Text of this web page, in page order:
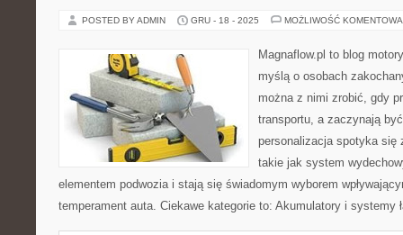
POSTED BY ADMIN GRU - 18 - 2025 MOŻLIWOŚĆ
Magnaflow.pl to blog
myślą o osobach
można z nimi zrobić, gdy
transportu, a zaczynają
personalizacja spotyka się
takie jak system
elementem podwozia i stają się świadomym wyborem
temperament auta. Ciekawe kategorie to: Akumulatory i systemy